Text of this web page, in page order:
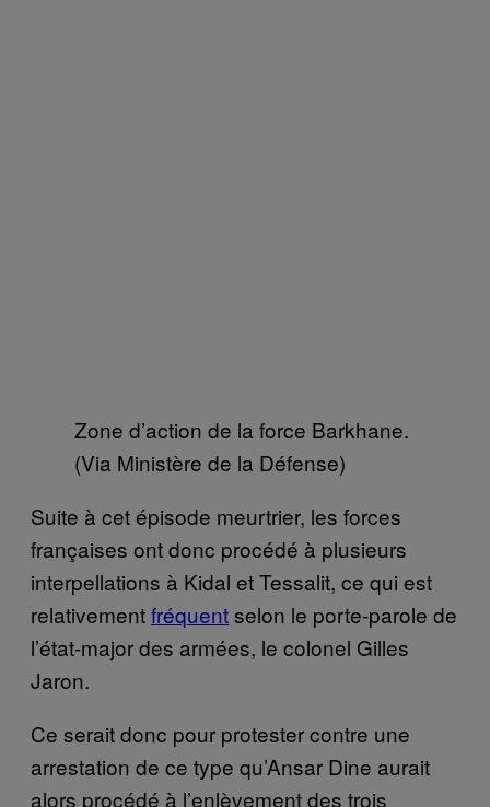
Zone d’action de la force Barkhane.
(Via Ministère de la Défense)
Suite à cet épisode meurtrier, les forces
françaises ont donc procédé à plusieurs
interpellations à Kidal et Tessalit, ce qui est
relativementfréquentselon le porte-parole de
l’état-major des armées, le colonel Gilles
Jaron.
Ce serait donc pour protester contre une
arrestation de ce type qu’Ansar Dine aurait
alors procédé à l’enlèvement des trois